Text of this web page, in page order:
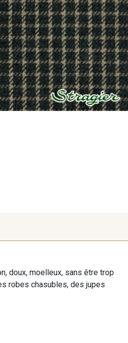
doux, moelleux, sans être trop
robes chasubles, des jupes